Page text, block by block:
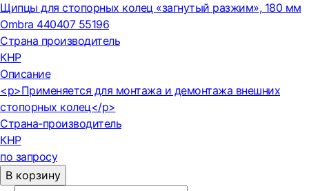
Щипцы для стопорных колец «загнутый разжим», 180 мм
Ombra 440407 55196
Страна производитель
КНР
Описание
<p>Применяется для монтажа и демонтажа внешних
стопорных колец</p>
Страна-производитель
КНР
по запросу
В корзину